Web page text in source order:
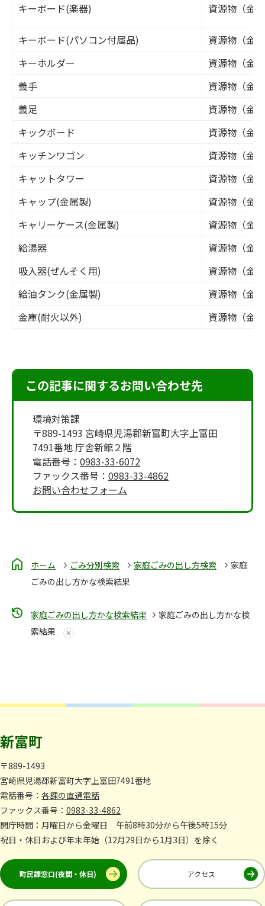
キーボード(楽器) 資源物（金
キーボード(パソコン付属品)
資源物（金
キーホルダー
資源物（金
義手
資源物（金
義足
資源物（金
キックボ－ド
資源物（金
キッチンワゴン
資源物（金
キャットタワー
資源物（金
キャップ(金属製)
資源物（金
キャリーケース(金属製)
資源物（金
給湯器
資源物（金
吸入器(ぜんそく用)
資源物（金
給油タンク(金属製)
資源物（金
金庫(耐火以外)
資源物（金
この記事に関するお問い合わせ先
環境対策課
〒889-1493 宮崎県児湯郡新富町大字上富田
7491番地 庁舎新館２階
電話番号： 0983-33-6072
ファックス番号： 0983-33-4862
お問い合わせフォーム
ホーム ごみ分別検索 家庭ごみの出し方検索
家庭
ごみの出し方かな検索結果
家庭ごみの出し方かな検索結果
家庭ごみの出し方かな検
索結果
新富町
〒889-1493
宮崎県児湯郡新富町大字上富田7491番地
電話番号： 各課の直通電話
ファックス番号： 0983-33-4862
開庁時間：月曜日から金曜日 午前8時30分から午後5時15分
祝日・休日および年末年始（12月29日から1月3日）を除く
町民課窓口(夜間・休日) アクセス